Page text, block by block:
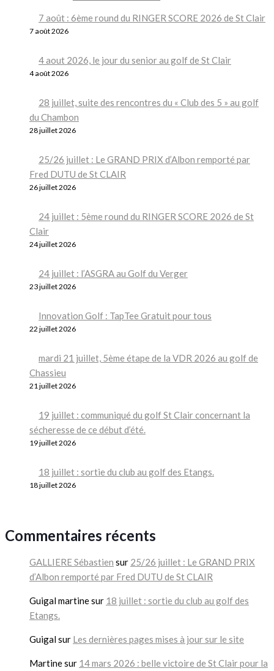
7 août : 6ème round du RINGER SCORE 2026 de St Clair
7 août 2026
4 aout 2026, le jour du senior au golf de St Clair
4 août 2026
28 juillet, suite des rencontres du « Club des 5 » au golf
du Chambon
28 juillet 2026
25/26 juillet : Le GRAND PRIX d’Albon remporté par
Fred DUTU de St CLAIR
26 juillet 2026
24 juillet : 5ème round du RINGER SCORE 2026 de St
Clair
24 juillet 2026
24 juillet : l’ASGRA au Golf du Verger
23 juillet 2026
Innovation Golf : TapTee Gratuit pour tous
22 juillet 2026
mardi 21 juillet, 5ème étape de la VDR 2026 au golf de
Chassieu
21 juillet 2026
19 juillet : communiqué du golf St Clair concernant la
sécheresse de ce début d’été.
19 juillet 2026
18 juillet : sortie du club au golf des Etangs.
18 juillet 2026
Commentaires récents
GALLIERE Sébastien sur 25/26 juillet : Le GRAND PRIX
d’Albon remporté par Fred DUTU de St CLAIR
Guigal martinesur 18 juillet : sortie du club au golf des
Etangs.
Guigalsur Les dernières pages mises à jour sur le site
Martinesur 14 mars 2026 : belle victoire de St Clair pour la